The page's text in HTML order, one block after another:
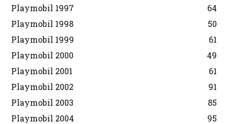
Playmobil 1997
64
Playmobil 1998
50
Playmobil 1999
61
Playmobil 2000
49
Playmobil 2001
61
Playmobil 2002
91
Playmobil 2003
85
Playmobil 2004
95